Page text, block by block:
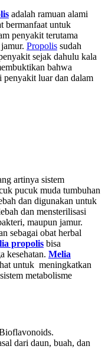
adalah ramuan alami
bermanfaat untuk
penyakit terutama
Propolis sudah
sejak dahulu kala
bahwa
penyakit luar dan dalam
artinya sistem
pucuk muda tumbuhan
dan digunakan untuk
dan mensterilisasi
maupun jamur.
sebagai obat herbal
propolis bisa
kesehatan. Melia
untuk meningkatkan
metabolisme
dari daun, buah, dan